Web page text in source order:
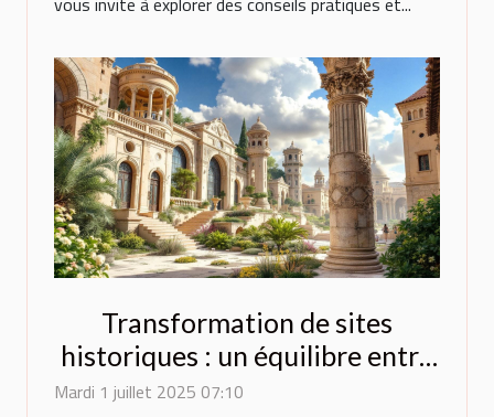
Transformation de sites
historiques : un équilibre entre
innovation et préservation
Mardi 1 juillet 2025 07:10